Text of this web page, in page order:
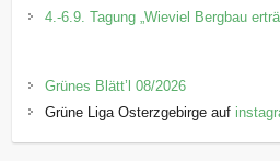
4.-6.9. Tagung „Wieviel Bergbau
Grünes Blätt’l 08/2026
Grüne Liga Osterzgebirge auf